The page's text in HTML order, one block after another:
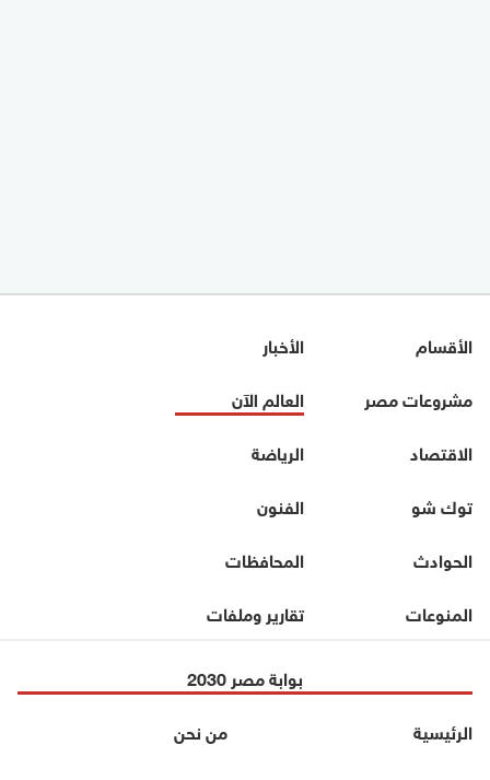
الأقسام
الأخبار
مشروعات مصر
العالم الآن
الاقتصاد
الرياضة
توك شو
الفنون
الحوادث
المحافظات
المنوعات
تقارير وملفات
بوابة مصر 2030
الرئيسية
من نحن